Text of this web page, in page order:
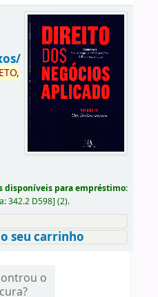
disponíveis para empréstimo:
342.2 D598] (2).
seu carrinho
o